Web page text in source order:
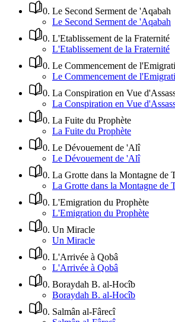
0. Le Second Serment de 'Aqabah
Le Second Serment de 'Aqabah
0. L'Etablissement de la Fraternité
L'Etablissement de la Fraternité
0. Le Commencement de
Le Commencement de
0. La Conspiration en Vue
La Conspiration en Vue
0. La Fuite du Prophète
La Fuite du Prophète
0. Le Dévouement de 'Alî
Le Dévouement de 'Alî
0. La Grotte dans la Montagne de
La Grotte dans la Montagne de
0. L'Emigration du Prophète
L'Emigration du Prophète
0. Un Miracle
Un Miracle
0. L'Arrivée à Qobâ
L'Arrivée à Qobâ
0. Boraydah B. al-Hocîb
Boraydah B. al-Hocîb
0. Salmân al-Fârecî